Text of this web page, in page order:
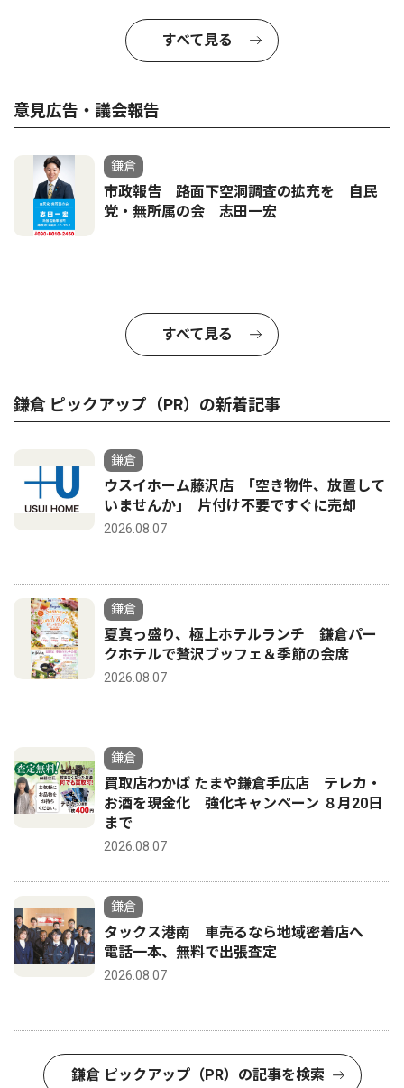
すべて見る
意見広告・議会報告
鎌倉
市政報告 路面下空洞調査の拡充を 自民
党・無所属の会 志田一宏
すべて見る
鎌倉 ピックアップ（PR）の新着記事
鎌倉
ウスイホーム藤沢店 ｢空き物件、放置して
いませんか｣ 片付け不要ですぐに売却
2026.08.07
鎌倉
夏真っ盛り、極上ホテルランチ 鎌倉パー
クホテルで贅沢ブッフェ＆季節の会席
2026.08.07
鎌倉
買取店わかば たまや鎌倉手広店 テレカ・
お酒を現金化 強化キャンペーン ８月20日
まで
2026.08.07
鎌倉
タックス港南 車売るなら地域密着店へ
電話一本、無料で出張査定
2026.08.07
鎌倉 ピックアップ（PR）の記事を検索